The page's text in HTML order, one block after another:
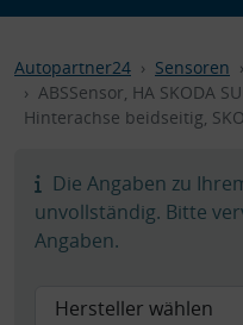
Autopartner24 Sensoren
ABSSensor, HA SKODA
Hinterachse beidseitig,
Die Angaben zu
unvollständig. Bitte
Angaben.